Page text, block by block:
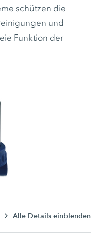
schützen die
und
Funktion der
Alle Details einblenden